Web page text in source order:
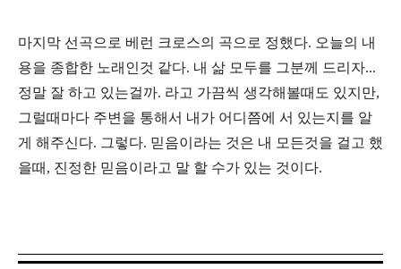
마지막 선곡으로 베런 크로스의 곡으로 정했다. 오늘의 내
용을 종합한 노래인것 같다. 내 삶 모두를 그분께 드리자...
정말 잘 하고 있는걸까. 라고 가끔씩 생각해볼때도 있지만,
그럴때마다 주변을 통해서 내가 어디쯤에 서 있는지를 알
게 해주신다. 그렇다. 믿음이라는 것은 내 모든것을 걸고 했
을때, 진정한 믿음이라고 말 할 수가 있는 것이다.